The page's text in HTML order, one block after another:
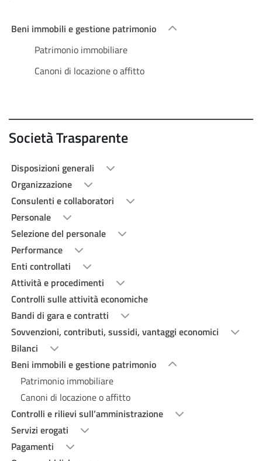
Beni immobili e gestione patrimonio
Patrimonio immobiliare
Canoni di locazione o affitto
Società Trasparente
Disposizioni generali
Organizzazione
Consulenti e collaboratori
Personale
Selezione del personale
Performance
Enti controllati
Attività e procedimenti
Controlli sulle attività economiche
Bandi di gara e contratti
Sovvenzioni, contributi, sussidi, vantaggi economici
Bilanci
Beni immobili e gestione patrimonio
Patrimonio immobiliare
Canoni di locazione o affitto
Controlli e rilievi sull’amministrazione
Servizi erogati
Pagamenti